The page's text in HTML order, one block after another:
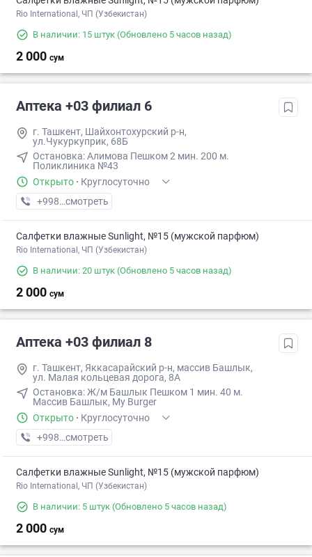
Rio International, ЧП (Узбекистан)
В наличии: 15 штук (Обновлено 5 часов назад)
2 000 сум
Аптека +03 филиал 6
г. Ташкент, Шайхонтохурский р-н,
ул.Чукуркуприк, 68Б
Остановка: ​Алимова Пешком ​2 мин. ​200 м.
Поликлиника №43
Открыто · Круглосуточно
+998 (95) XXX-XX-XX
смотреть
Салфетки влажные Sunlight, №15 (мужской парфюм)
Rio International, ЧП (Узбекистан)
В наличии: 20 штук (Обновлено 5 часов назад)
2 000 сум
Аптека +03 филиал 8
г. Ташкент, Яккасарайский р-н, массив Башлык,
ул. Малая кольцевая дорога, 8А
Остановка: ​Ж/м Башлык Пешком ​1 мин. ​40 м.
Массив Башлык, My Burger
Открыто · Круглосуточно
+998 (93) XXX-XX-XX
смотреть
Салфетки влажные Sunlight, №15 (мужской парфюм)
Rio International, ЧП (Узбекистан)
В наличии: 5 штук (Обновлено 5 часов назад)
2 000 сум